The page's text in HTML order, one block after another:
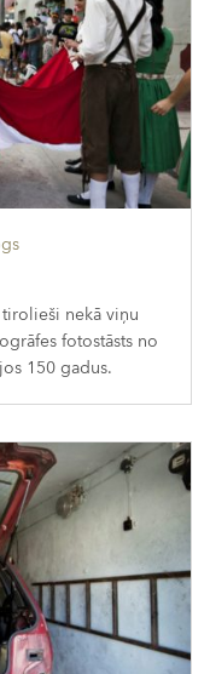
nekā viņu
fotostāsts no
150 gadus.